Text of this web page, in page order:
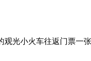
光小火车往返门票一